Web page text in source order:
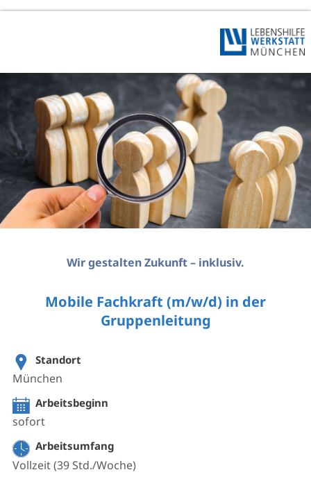
Wir gestalten Zukunft – inklusiv.
Mobile Fachkraft (m/w/d) in der
Gruppenleitung
Standort
München
Arbeitsbeginn
sofort
Arbeitsumfang
Vollzeit (39 Std./Woche)